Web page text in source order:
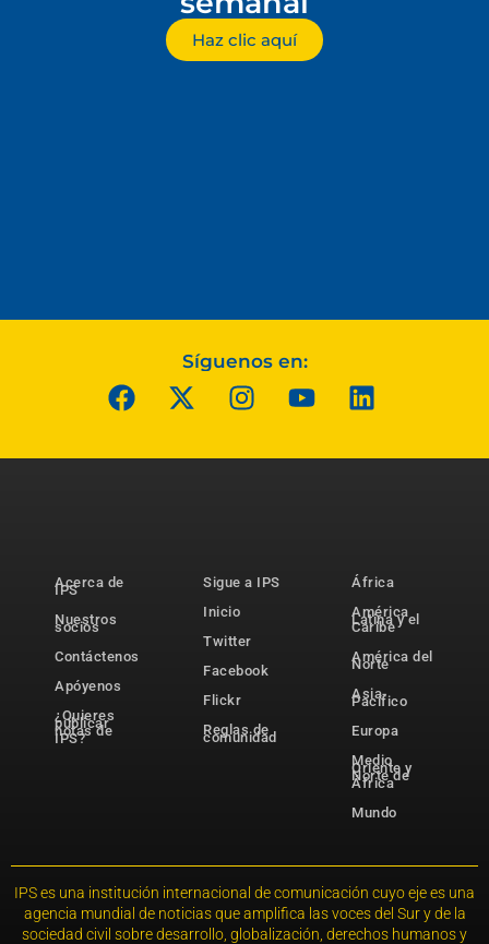
Haz clic aquí
Síguenos en:
Acerca de
IPS
Nuestros
socios
Contáctenos
Apóyenos
¿Quieres
publicar
notas de
IPS?
Sigue a IPS
Inicio
Twitter
Facebook
Flickr
Reglas de
comunidad
África
América
Latina y el
Caribe
América del
Norte
Asia-
Pacífico
Europa
Medio
Oriente y
Norte de
África
Mundo
IPS es una institución internacional de comunicación cuyo eje es una
agencia mundial de noticias que amplifica las voces del Sur y de la
sociedad civil sobre desarrollo, globalización, derechos humanos y